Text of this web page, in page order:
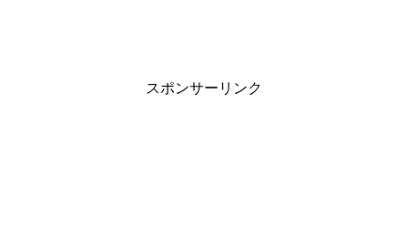
スポンサーリンク